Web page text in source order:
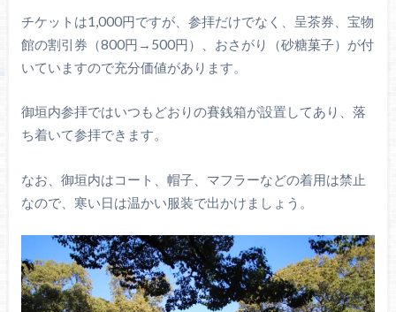
チケットは1,000円ですが、参拝だけでなく、呈茶券、宝物
館の割引券（800円→500円）、おさがり（砂糖菓子）が付
いていますので充分価値があります。
御垣内参拝ではいつもどおりの賽銭箱が設置してあり、落
ち着いて参拝できます。
なお、御垣内はコート、帽子、マフラーなどの着用は禁止
なので、寒い日は温かい服装で出かけましょう。